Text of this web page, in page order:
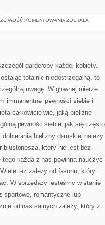
KOMENTOWANIA PRZEPISY
CZY
MNIEJ
ZOSTAŁA
garderoby każdej kobiety.
totalnie niedostrzegalną, to
uwagę. W głównej mierze
immanentnej pewności siebie i
całkowicie wie, jaką bieliznę
pewność siebie, jak się często
dobierania bielizny damskiej należy
biustonosza, który nie jest bez
tego każda z nas powinna nauczyć
też zależy od fasonu, który
W sprzedaży jesteśmy w stanie
sportowe, romantyczne lub
od nas samych zależy, który z